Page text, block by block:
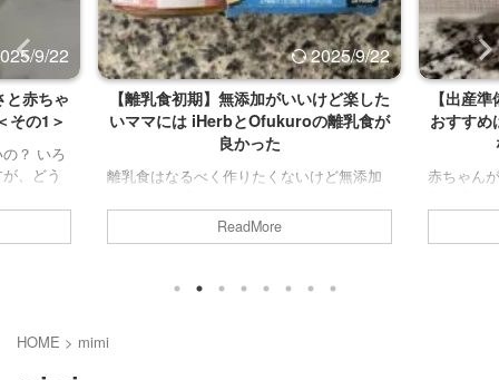
9/22
と赤ちゃ
その1＞
？ いろ
、どう
が良い
かと
いない
2025/9/22
【離乳食初期】無添加がいいけど楽した
いママには iHerbとOfukuroの離乳食が
良かった
離乳食はなるべく作りたくないけど無添加
意するだけでも大変なのに、それに加えて
子ども専用の少量かつ多種類の食材を使っ
ですよね。 そして食べてくれないと何でこ
しまう... また、楽はしたいけど無添加のも
ReadMore
【出産
おすすめ
赤ちゃん
除菌スプ
んですが
HOME > mimi